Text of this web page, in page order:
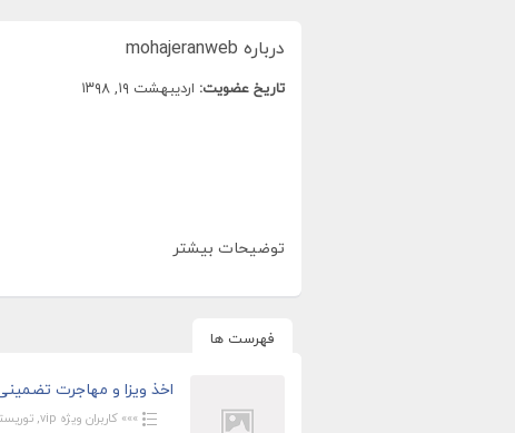
درباره mohajeranweb
تاریخ عضویت: اردیبهشت ۱۹, ۱۳۹۸
توضیحات بیشتر
فهرست ها
اخذ ویزا و مهاجرت
»»» کاربران ویژه vip ,